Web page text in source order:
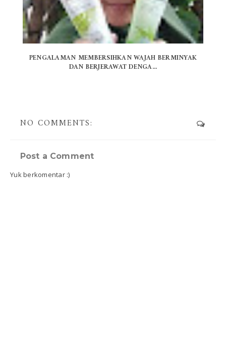
PENGALAMAN MEMBERSIHKAN WAJAH BERMINYAK
DAN BERJERAWAT DENGA...
NO COMMENTS:
Post a Comment
Yuk berkomentar :)